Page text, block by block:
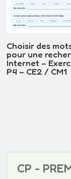
Choisir des
pour une
Internet –
P4 – CE2 / CM1
CP -